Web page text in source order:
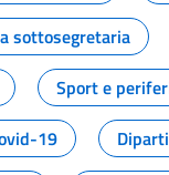
sottosegretaria
Sport e
19